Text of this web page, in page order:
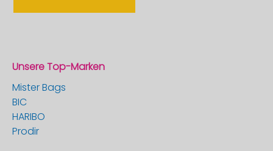
Unsere Top-Marken
Mister Bags
BIC
HARIBO
Prodir